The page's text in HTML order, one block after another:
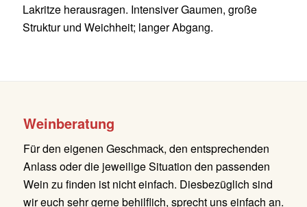
Lakritze herausragen. Intensiver Gaumen, große
Struktur und Weichheit; langer Abgang.
Weinberatung
Für den eigenen Geschmack, den entsprechenden
Anlass oder die jeweilige Situation den passenden
Wein zu finden ist nicht einfach. Diesbezüglich sind
wir euch sehr gerne behilflich, sprecht uns einfach an.